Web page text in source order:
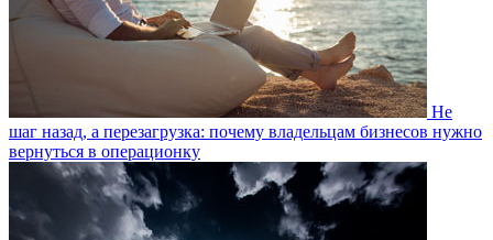
Не
шаг назад, а перезагрузка: почему владельцам бизнесов нужно
вернуться в операционку